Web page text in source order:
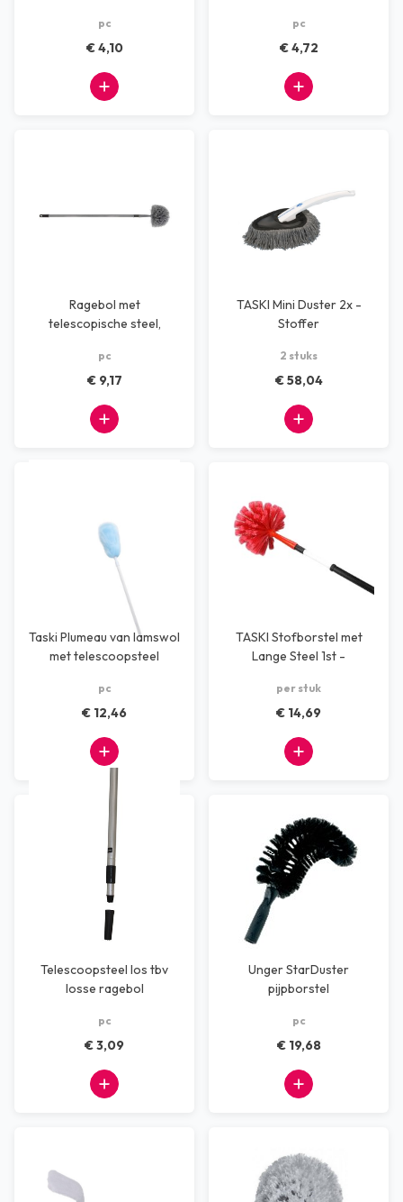
pc
€ 4,10
pc
€ 4,72
Ragebol met
telescopische steel,
pc
€ 9,17
TASKI Mini Duster 2x -
Stoffer
2 stuks
€ 58,04
Taski Plumeau van lamswol
met telescoopsteel
pc
€ 12,46
TASKI Stofborstel met
Lange Steel 1st -
per stuk
€ 14,69
Telescoopsteel los tbv
losse ragebol
pc
€ 3,09
Unger StarDuster
pijpborstel
pc
€ 19,68